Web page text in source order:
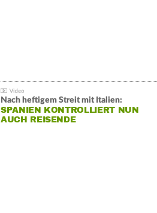
Nach heftigem Streit mit Italien:
SPANIEN KONTROLLIERT NUN
AUCH REISENDE